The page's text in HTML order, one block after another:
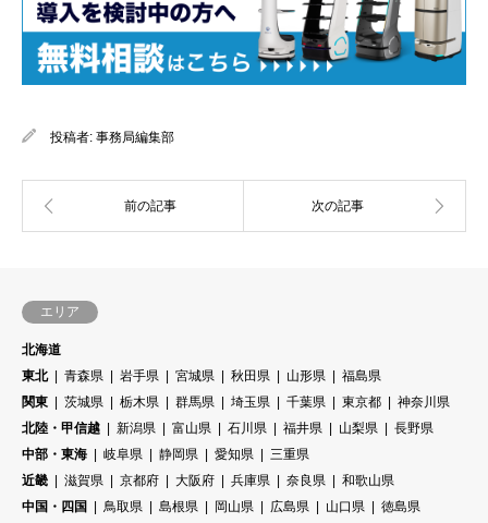
投稿者: 事務局編集部
エリア
北海道
東北
青森県 岩手県 宮城県 秋田県 山形県
福島県
関東
茨城県 栃木県 群馬県 埼玉県 千葉県 東京都
神奈川県
北陸・甲信越
新潟県 富山県 石川県 福井県 山梨県
長野県
中部・東海
岐阜県 静岡県 愛知県
三重県
近畿
滋賀県 京都府 大阪府 兵庫県 奈良県
和歌山県
中国・四国
鳥取県 島根県 岡山県 広島県 山口県
徳島県